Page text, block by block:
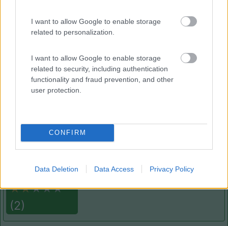
I want to allow Google to enable storage
related to personalization.
I want to allow Google to enable storage
related to security, including authentication
functionality and fraud prevention, and other
user protection.
CONFIRM
Data Deletion Data Access Privacy Policy
6.4 Torrette
(2)
(PU)